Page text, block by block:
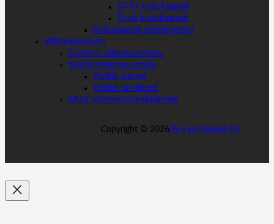
ST-ST kuitukaapelit
Trunk kuitukaapelit
Kuitukaapelit ulkokäyttöön
Videoneuvottelu
Crestron videoneuvottelu
Yealink videoneuvottelu
Yealink laitteet
Yealink tarvikkeet
Muut videoneuvottelulaitteet
Copyright © 2026AV-Lan Finland Oy